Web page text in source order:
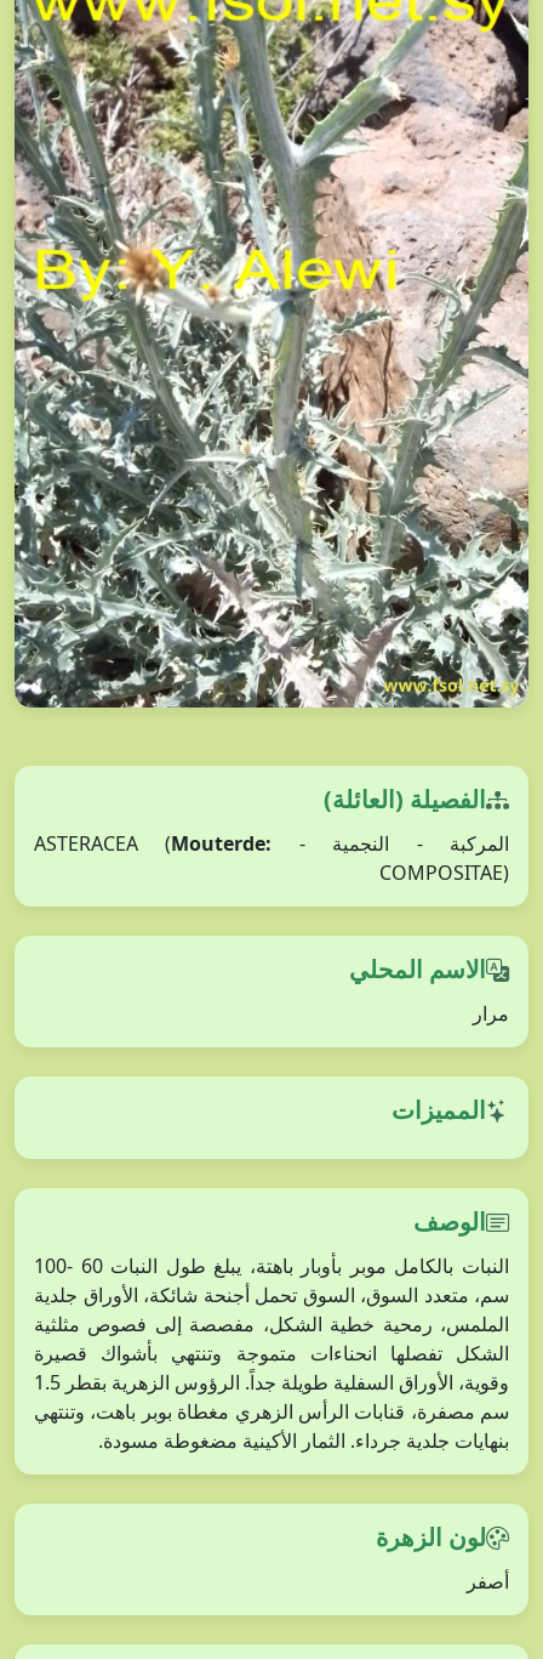
الفصيلة (العائلة)
المركبة - النجمية - ASTERACEA ( Mouterde:
COMPOSITAE)
الاسم المحلي
مرار
المميزات
الوصف
النبات بالكامل موبر بأوبار باهتة، يبلغ طول النبات 60 -100
سم، متعدد السوق، السوق تحمل أجنحة شائكة، الأوراق جلدية
الملمس، رمحية خطية الشكل، مفصصة إلى فصوص مثلثية
الشكل تفصلها انحناءات متموجة وتنتهي بأشواك قصيرة
وقوية، الأوراق السفلية طويلة جداً. الرؤوس الزهرية بقطر 1.5
سم مصفرة، قنابات الرأس الزهري مغطاة بوبر باهت، وتنتهي
بنهايات جلدية جرداء. الثمار الأكينية مضغوطة مسودة.
لون الزهرة
أصفر